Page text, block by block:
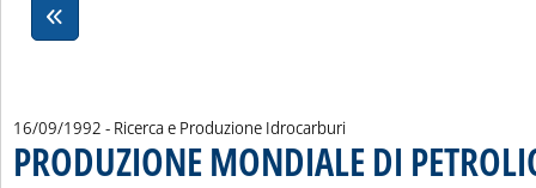
16/09/1992 - Ricerca e Produzione Idrocarburi
PRODUZIONE MONDIALE DI